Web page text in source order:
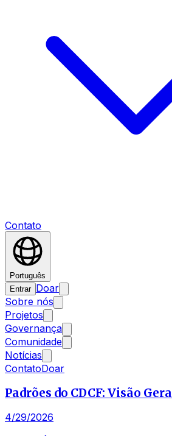
Contato
Português
Entrar Doar
Sobre nós
Projetos
Governança
Comunidade
Notícias
ContatoDoar
Padrões do CDCF: Visão
4/29/2026